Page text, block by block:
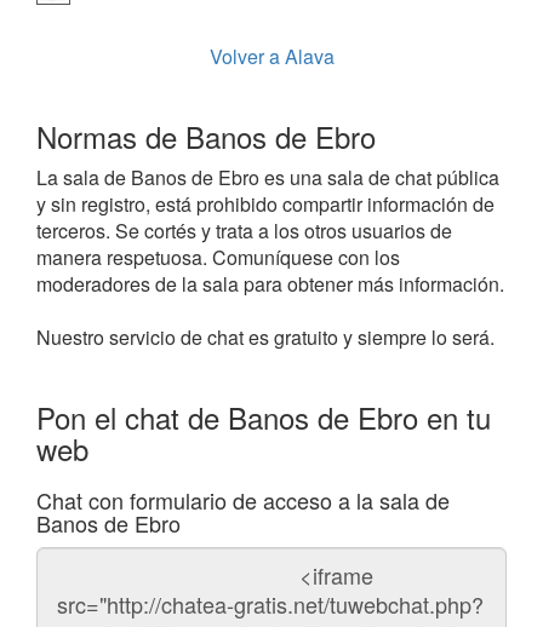
Volver a Alava
Normas de Banos de Ebro
La sala de Banos de Ebro es una sala de chat pública
y sin registro, está prohibido compartir información de
terceros. Se cortés y trata a los otros usuarios de
manera respetuosa. Comuníquese con los
moderadores de la sala para obtener más información.
Nuestro servicio de chat es gratuito y siempre lo será.
Pon el chat de Banos de Ebro en tu
web
Chat con formulario de acceso a la sala de
Banos de Ebro
Código
chat